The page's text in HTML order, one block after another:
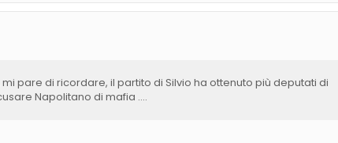
pare di ricordare, il partito di Silvio ha ottenuto più deputati di
Napolitano di mafia ....